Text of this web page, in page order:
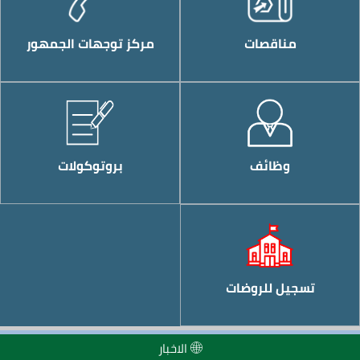
مناقصات مركز توجهات الجمهور
وظائف بروتوكولات
تسجيل للروضات
الاخبار